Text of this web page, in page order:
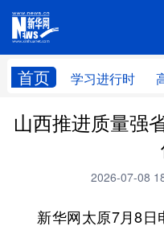
首页 学习进行时
学习进行时 高层
科技 科创
山西推进质量强
2026-07-08
新华网太原7月8日